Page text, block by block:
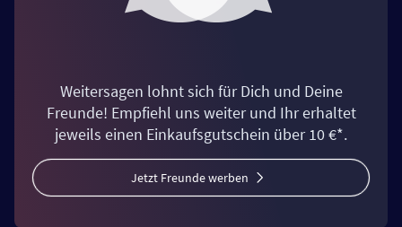
Weitersagen lohnt sich für Dich und Deine
Freunde! Empfiehl uns weiter und Ihr erhaltet
jeweils einen Einkaufsgutschein über 10 €*.
Jetzt Freunde werben